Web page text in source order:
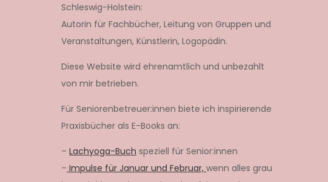
Schleswig-Holstein:
Autorin für Fachbücher, Leitung von Gruppen und
Veranstaltungen, Künstlerin, Logopädin.
Diese Website wird ehrenamtlich und unbezahlt
von mir betrieben.
Für Seniorenbetreuer:innen biete ich inspirierende
Praxisbücher als E-Books an:
– Lachyoga-Buch speziell für Senior:innen
– Impulse für Januar und Februar, wenn alles grau